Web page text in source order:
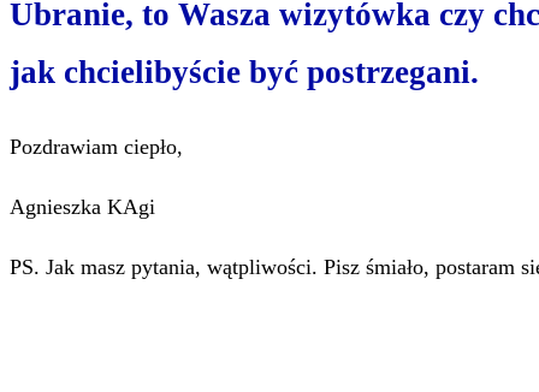
Ubranie, to Wasza wizytówka czy
jak chcielibyście być postrzegani.
Pozdrawiam ciepło,
Agnieszka KAgi
PS. Jak masz pytania, wątpliwości. Pisz śmiało, postaram